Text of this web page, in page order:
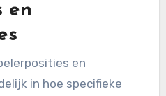
en
en
in hoe specifieke